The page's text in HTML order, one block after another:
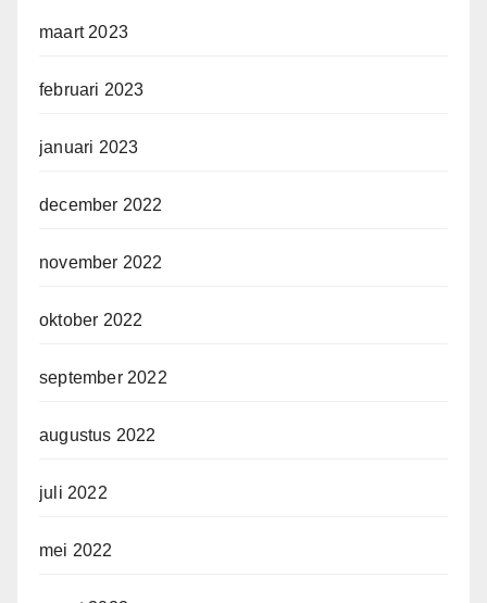
maart 2023
februari 2023
januari 2023
december 2022
november 2022
oktober 2022
september 2022
augustus 2022
juli 2022
mei 2022